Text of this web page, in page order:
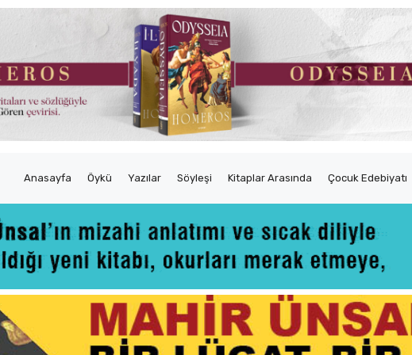
Anasayfa Öykü Yazılar Söyleşi Kitaplar Arasında Çocuk Edebiyatı